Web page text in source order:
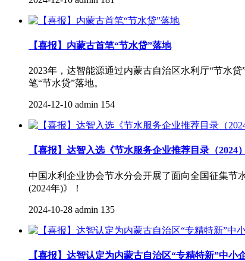
【喜报】内蒙古首笔“节水贷”落地
2023年，达智能源通过内蒙古自治区水利厅“节水
笔“节水贷”落地。
2024-12-10 admin 154
【喜报】达智入选《节水服务企业推荐目录（2024
中国水利企业协会节水分会开展了面向全国征集节
(2024年)》！
2024-10-28 admin 135
【喜报】达智认定为内蒙古自治区“专精特新”中小